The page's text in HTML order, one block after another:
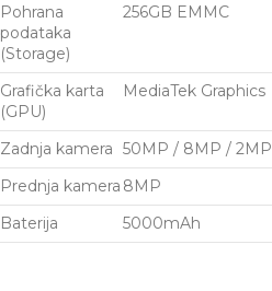
Pohrana
podataka
(Storage)
256GB EMMC
Grafička karta
(GPU)
MediaTek Graphics
Zadnja kamera 50MP / 8MP / 2MP
Prednja kamera 8MP
Baterija
5000mAh